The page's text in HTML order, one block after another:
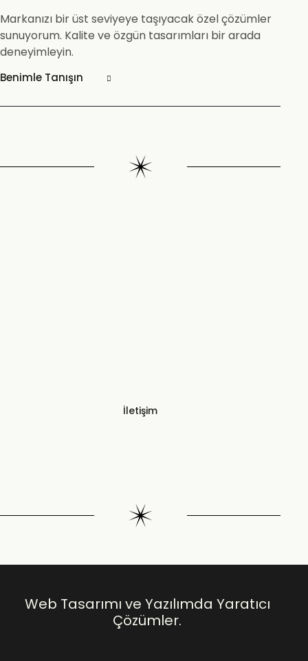
Markanızı bir üst seviyeye taşıyacak özel çözümler
sunuyorum. Kalite ve özgün tasarımları bir arada
deneyimleyin.
Benimle Tanışın
İletişim
Web Tasarımı ve Yazılımda Yaratıcı
Çözümler.